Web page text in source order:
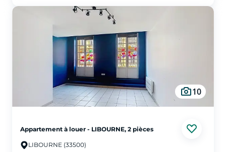
appartement lumineux ; Il se compose d'une cuisine aménagée et
équipée, ouverte sur le séjour et le balcon, deux chambres avec
parking. Disponible immédiatement.
10
Appartement à louer - LIBOURNE, 2 pièces
LIBOURNE (33500)